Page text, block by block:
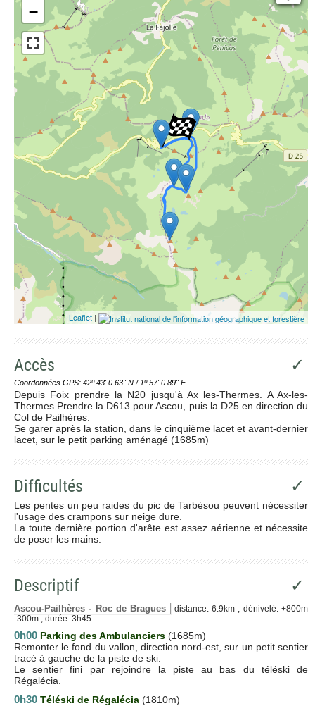
−
Open Topo Map
Open Street Map
ESRI Word Imagery
Leaflet |
Accès ✓
Coordonnées GPS: 42º 43' 0.63'' N / 1º 57' 0.89'' E
Depuis Foix prendre la N20 jusqu'à Ax les-Thermes. A Ax-les-
Thermes Prendre la D613 pour Ascou, puis la D25 en direction du
Col de Pailhères.
Se garer après la station, dans le cinquième lacet et avant-dernier
lacet, sur le petit parking aménagé (1685m)
Difficultés ✓
Les pentes un peu raides du pic de Tarbésou peuvent nécessiter
l'usage des crampons sur neige dure.
La toute dernière portion d'arête est assez aérienne et nécessite
de poser les mains.
Descriptif ✓
Ascou-Pailhères - Roc de Bragues
distance: 6.9km ; dénivelé: +800m
-300m ; durée: 3h45
0h00 Parking des Ambulanciers (1685m)
Remonter le fond du vallon, direction nord-est, sur un petit sentier
tracé à gauche de la piste de ski.
Le sentier fini par rejoindre la piste au bas du téléski de
Régalécia.
0h30 Téléski de Régalécia (1810m)